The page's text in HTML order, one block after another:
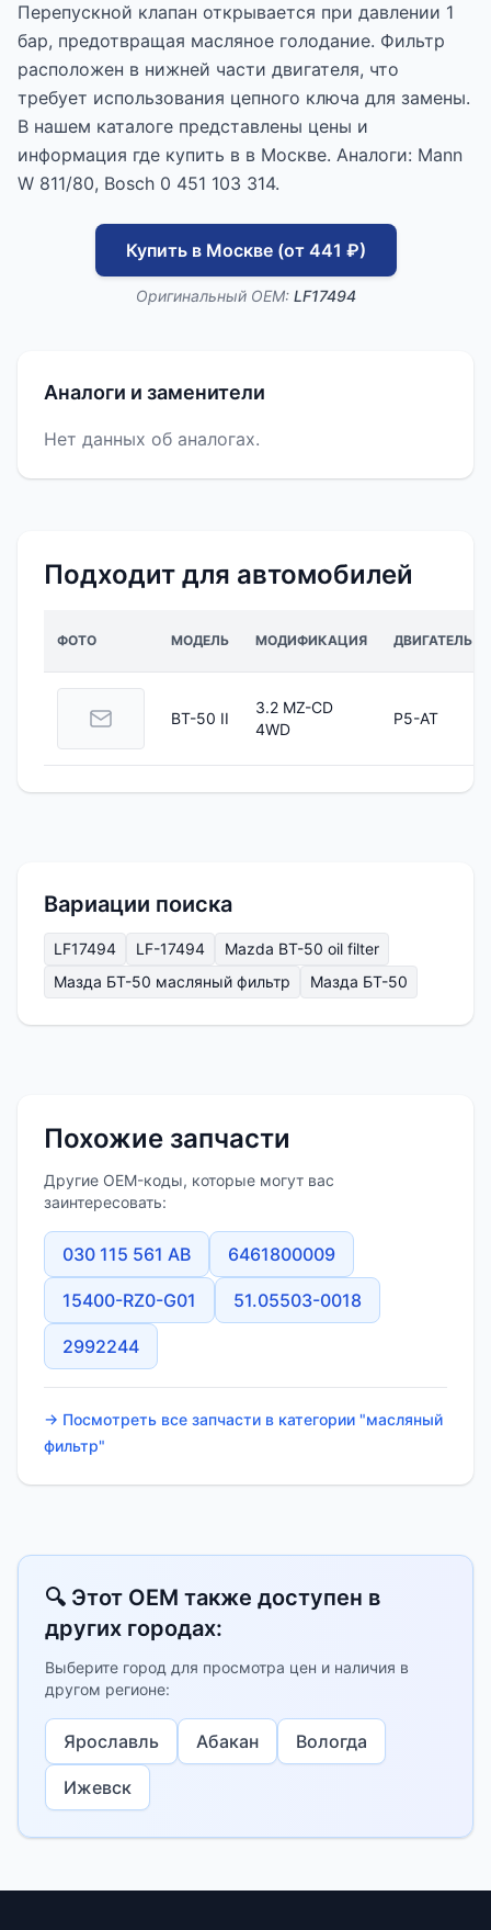
Перепускной клапан открывается при давлении 1
бар, предотвращая масляное голодание. Фильтр
расположен в нижней части двигателя, что
требует использования цепного ключа для замены.
В нашем каталоге представлены цены и
информация где купить в в Москве. Аналоги: Mann
W 811/80, Bosch 0 451 103 314.
Купить в Москве (от 441 ₽)
Оригинальный OEM: LF17494
Аналоги и заменители
Нет данных об аналогах.
Подходит для автомобилей
ФОТО МОДЕЛЬ МОДИФИКАЦИЯ ДВИГАТЕЛЬ
BT-50 II
3.2 MZ-CD
4WD
P5-AT
Вариации поиска
LF17494 LF-17494
Mazda BT-50 oil filter
Мазда БТ-50 масляный фильтр
Мазда БТ-50
Похожие запчасти
Другие OEM-коды, которые могут вас
заинтересовать:
030 115 561 AB 6461800009
15400-RZ0-G01 51.05503-0018
2992244
→ Посмотреть все запчасти в категории "масляный
фильтр"
🔍 Этот OEM также доступен в
других городах:
Выберите город для просмотра цен и наличия в
другом регионе:
Ярославль Абакан Вологда
Ижевск